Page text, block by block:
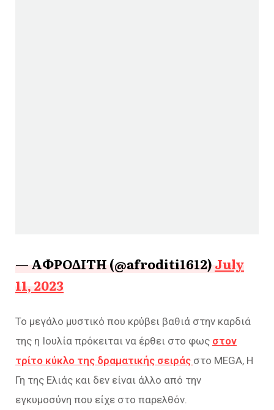
— ΑΦΡΟΔΙΤΗ (@afroditi1612)July
11, 2023
Το μεγάλο μυστικό που κρύβει βαθιά στην καρδιά
της η Ιουλία πρόκειται να έρθει στο φως στον
τρίτο κύκλο της δραματικής σειράς στο MEGA, Η
Γη της Ελιάς και δεν είναι άλλο από την
εγκυμοσύνη που είχε στο παρελθόν.